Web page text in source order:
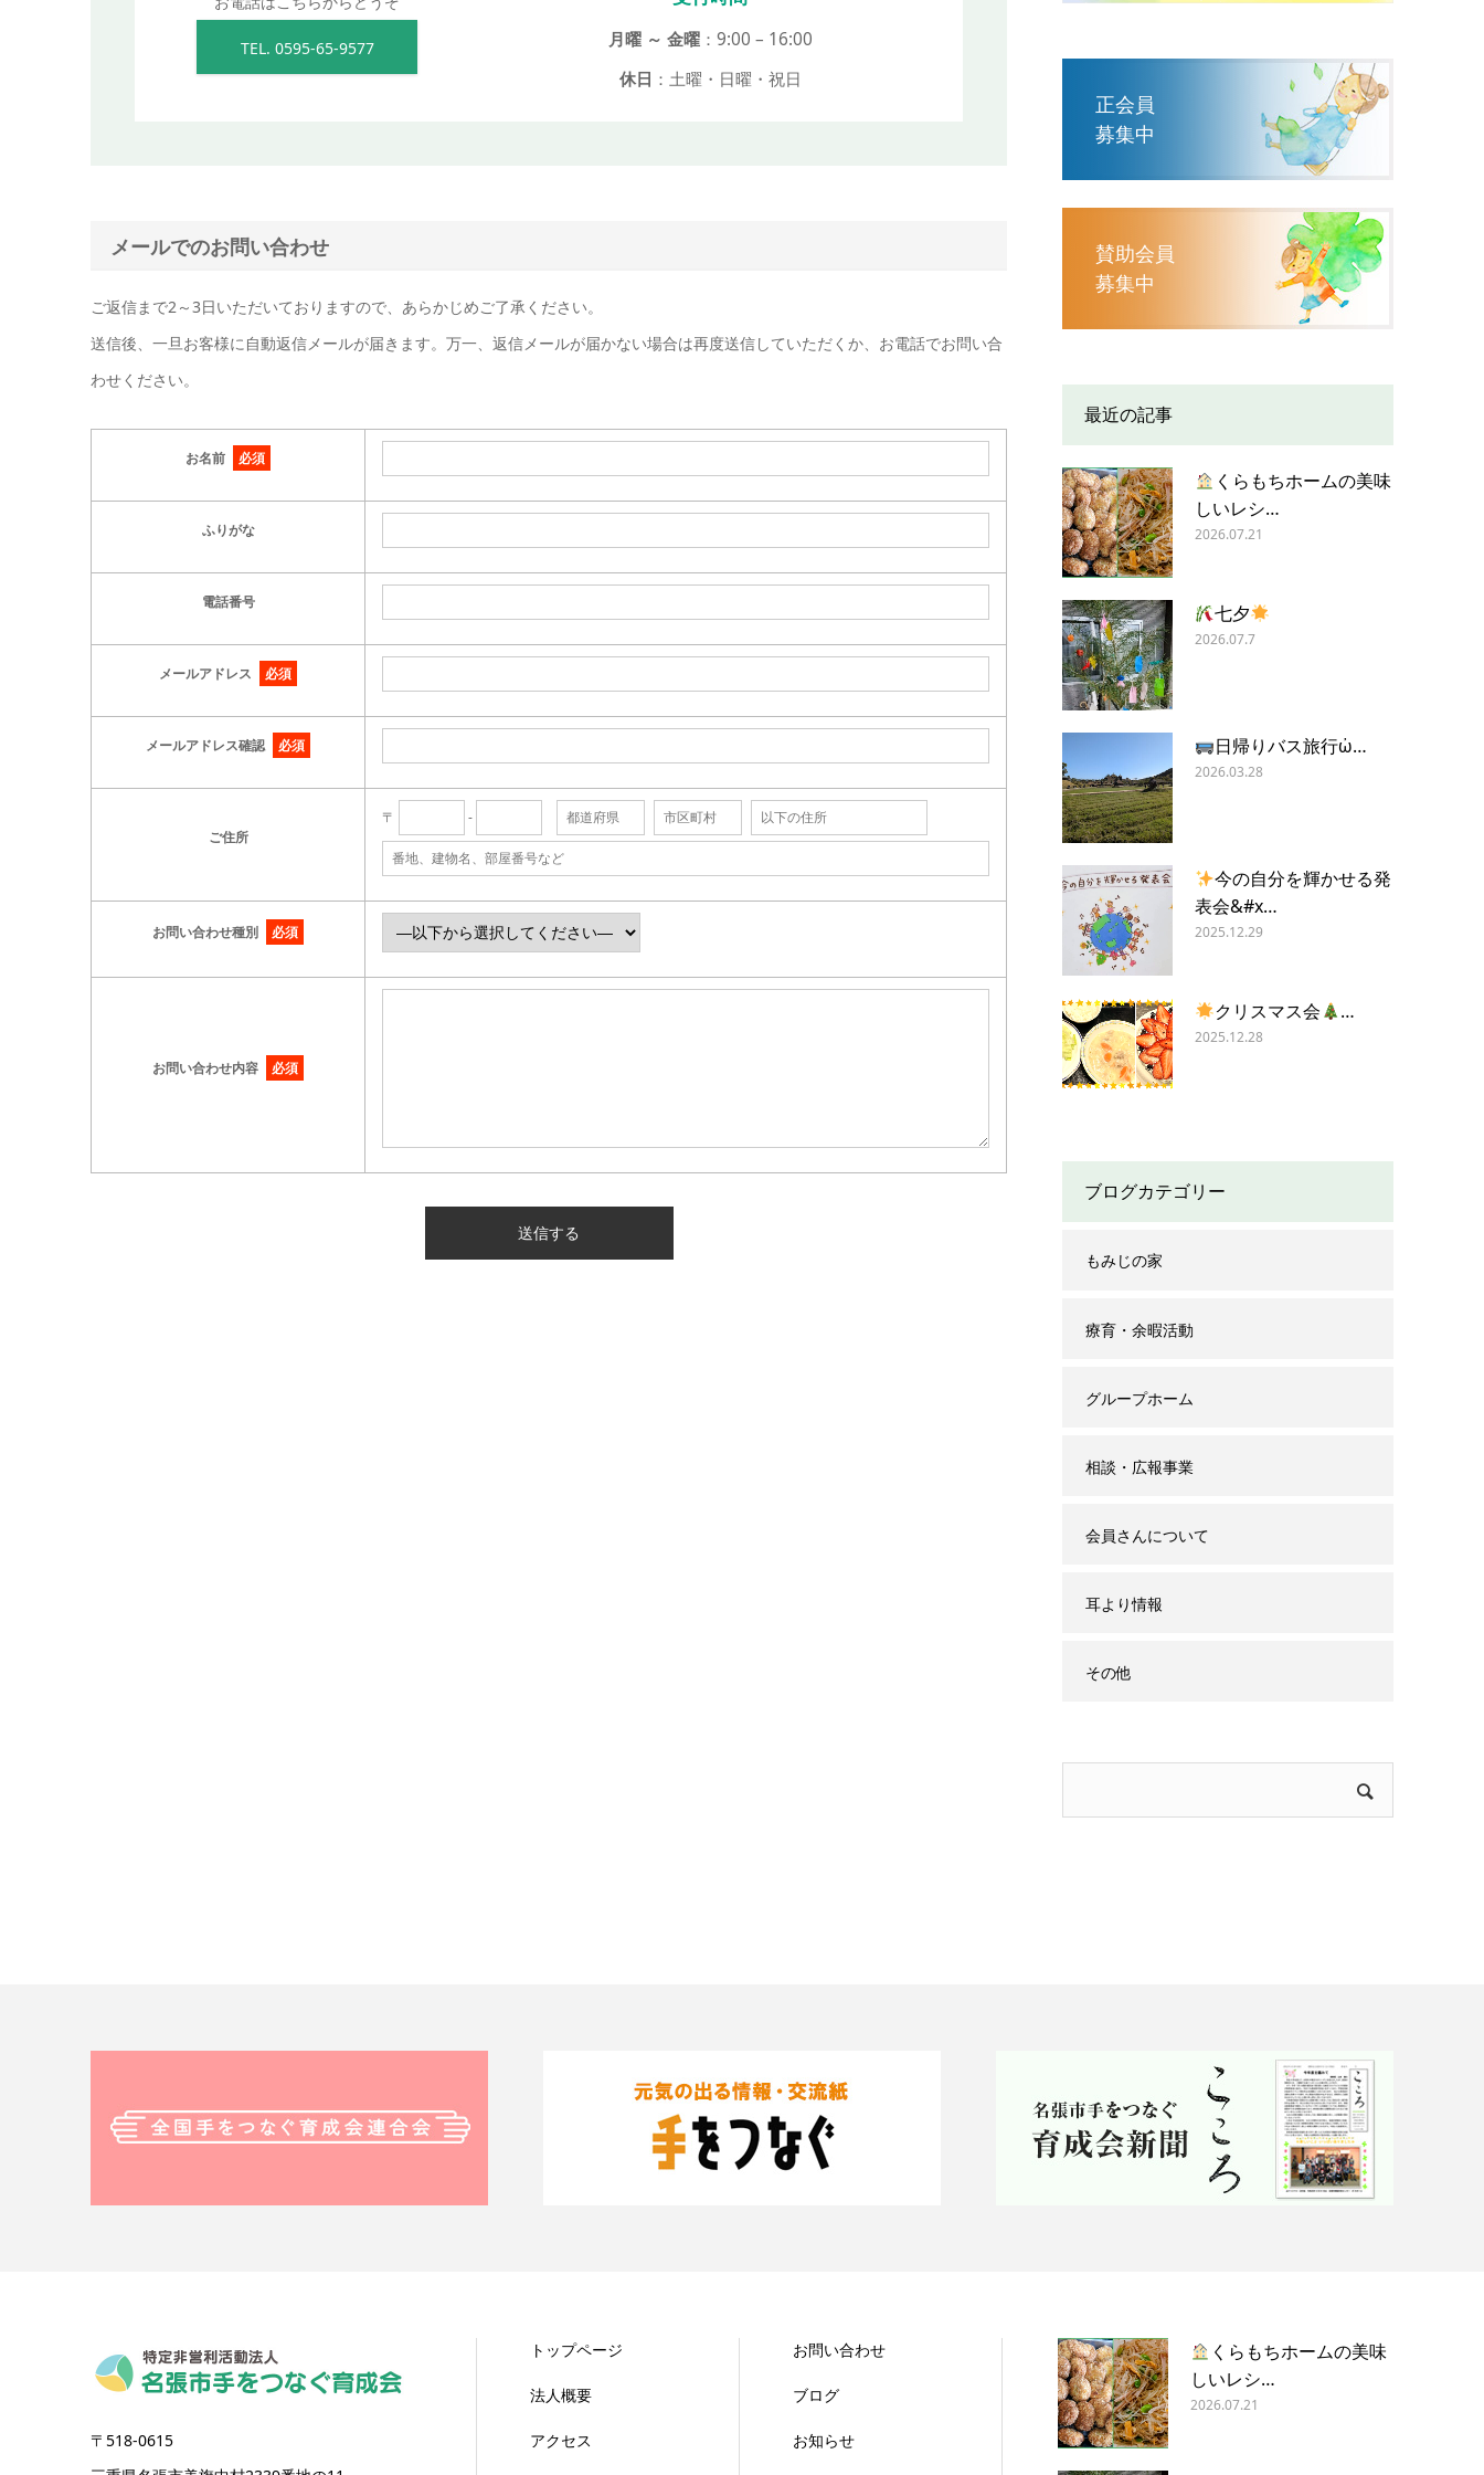
TEL. 0595-65-9577 月曜 ～ 金曜：9:00 – 16:00
休日 ：土曜・日曜・祝日
メールでのお問い合わせ
ご返信まで2～3日いただいておりますので、あらかじめご了承ください。
送信後、一旦お客様に自動返信メールが届きます。万一、返信メールが届かない場合は再度送信していただくか、お電話でお問い合
わせください。
お名前 必須
ふりがな
電話番号
メールアドレス 必須
メールアドレス確認 必須
ご住所
〒 -
お問い合わせ種別 必須
お問い合わせ内容 必須
正会員
募集中
賛助会員
募集中
最近の記事
くらもちホームの美味
しいレシ…
2026.07.21
七夕
2026.07.7
日帰りバス旅行ὠ…
2026.03.28
今の自分を輝かせる発
表会&#x…
2025.12.29
クリスマス会 …
2025.12.28
ブログカテゴリー
もみじの家
療育・余暇活動
グループホーム
相談・広報事業
会員さんについて
耳より情報
その他
〒518-0615
トップページ
法人概要
アクセス
お問い合わせ
ブログ
お知らせ
くらもちホームの美味
しいレシ…
2026.07.21